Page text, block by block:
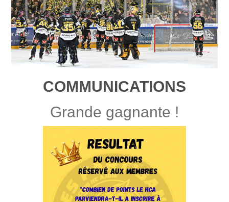
COMMUNICATIONS
Grande gagnante !